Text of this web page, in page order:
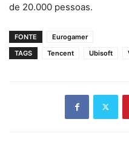
de 20.000 pessoas.
FONTE
Eurogamer
TAGS
Tencent Ubisoft